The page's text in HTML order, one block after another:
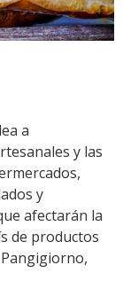
a
y las
y
afectarán la
de productos